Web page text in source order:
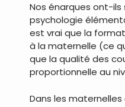
Nos énarques ont-ils
psychologie
est vrai que la
à la maternelle (ce
que la qualité des
proportionnelle au
Dans les